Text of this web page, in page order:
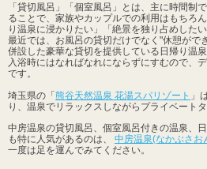
「貸切風呂」「個室風呂」とは、主に時間制
ることで、家族やカップルでの利用はもちろ
り温泉に浸かりたい」「絶景を独り占めした
最近では、お風呂の貸切だけでなく"休憩がで
併設した豪華な貸切を提供している日帰り温泉
入浴時にはなればなれにならずにすむので、
です。
埼玉県の「熊谷天然温泉 花湯スパリゾート 」
り、温泉でリラックスしながらプライベート
中房温泉の貸切風呂、個室風呂付きの温泉、
も特に人気があるのは、 中房温泉(なかぶさお
一度は足を運んでみてください。